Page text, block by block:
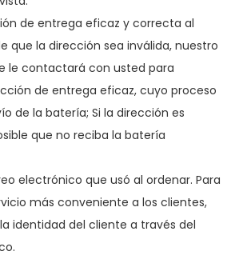
de entrega eficaz y correcta al
que la dirección sea inválida, nuestro
le contactará con usted para
de entrega eficaz, cuyo proceso
de la batería; Si la dirección es
que no reciba la batería
electrónico que usó al ordenar. Para
más conveniente a los clientes,
identidad del cliente a través del